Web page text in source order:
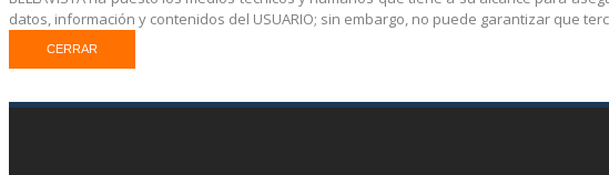
datos, información y contenidos del USUARIO; sin embargo, no puede garantizar que
CERRAR